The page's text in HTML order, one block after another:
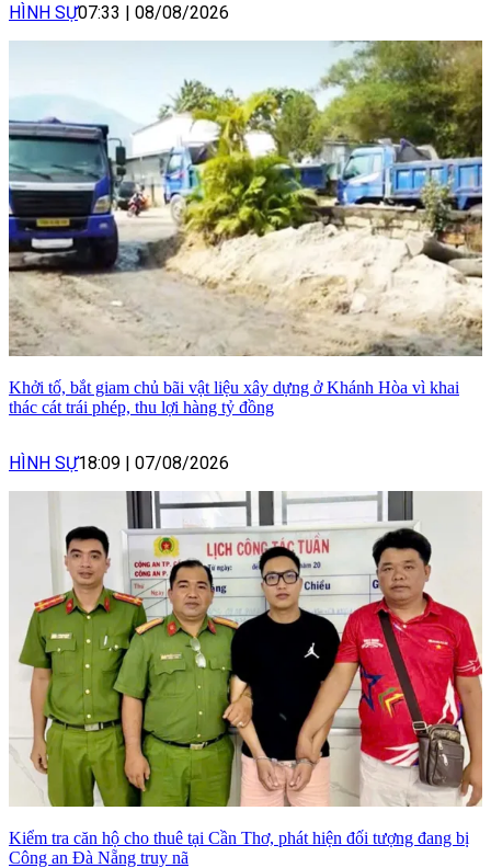
HÌNH SỰ07:33 | 08/08/2026
Khởi tố, bắt giam chủ bãi vật liệu xây dựng ở Khánh Hòa vì khai
thác cát trái phép, thu lợi hàng tỷ đồng
HÌNH SỰ18:09 | 07/08/2026
Kiểm tra căn hộ cho thuê tại Cần Thơ, phát hiện đối tượng đang bị
Công an Đà Nẵng truy nã